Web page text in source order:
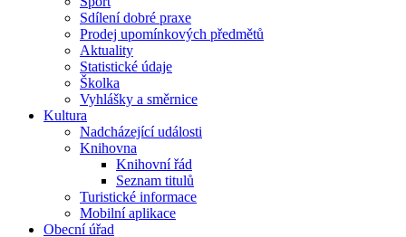
Sdílení dobré praxe
Prodej upomínkových předmětů
Aktuality
Statistické údaje
Školka
Vyhlášky a směrnice
Kultura
Nadcházející události
Knihovna
Knihovní řád
Seznam titulů
Turistické informace
Mobilní aplikace
Obecní úřad